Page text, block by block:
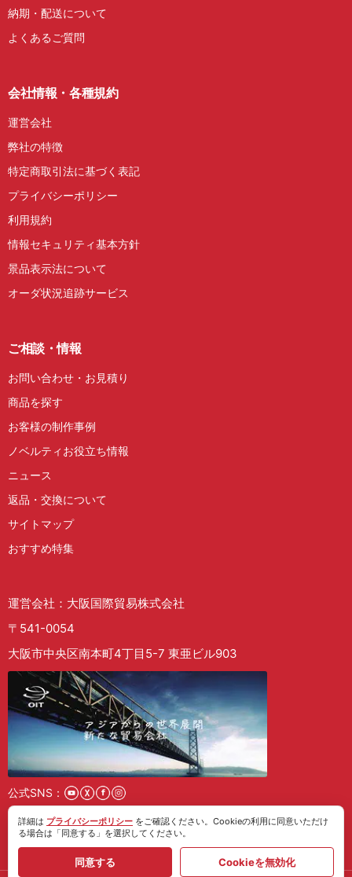
納期・配送について
よくあるご質問
会社情報・各種規約
運営会社
弊社の特徴
特定商取引法に基づく表記
プライバシーポリシー
利用規約
情報セキュリティ基本方針
景品表示法について
オーダ状況追跡サービス
ご相談・情報
お問い合わせ・お見積り
商品を探す
お客様の制作事例
ノベルティお役立ち情報
ニュース
返品・交換について
サイトマップ
おすすめ特集
運営会社：大阪国際貿易株式会社
〒541-0054
大阪市中央区南本町4丁目5-7 東亜ビル903
公式SNS：
採用情報
詳細は プライバシーポリシー をご確認ください。Cookieの利用に同意いただけ
る場合は「同意する」を選択してください。
同意する Cookieを無効化